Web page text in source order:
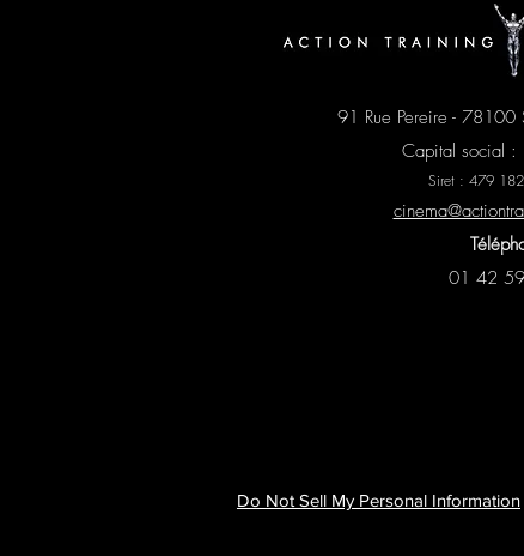
91 Rue Pereire - 78100
Capital social
Siret : 479
01 42
Do Not Sell My Personal Information